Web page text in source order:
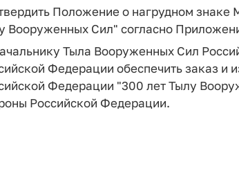
Положение о нагрудном
Вооруженных Сил" согласно
Тыла Вооруженных Сил
Федерации обеспечить заказ и
Федерации "300 лет Тылу
Российской Федерации.